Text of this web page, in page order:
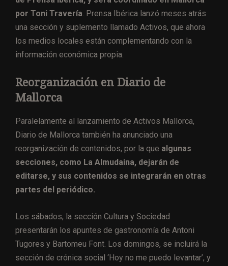
por Toni Travería. Prensa Ibérica lanzó meses atrás
una sección y suplemento llamado Activos, que ahora
los medios locales están complementando con la
información económica propia.
Reorganización en Diario de
Mallorca
Paralelamente al lanzamiento de Activos Mallorca,
Diario de Mallorca también ha anunciado una
reorganización de contenidos, por la que algunas
secciones, como La Almudaina, dejarán de
editarse, y sus contenidos se integrarán en otras
partes del periódico.
Los sábados, la sección Cultura y Sociedad
presentarán los apuntes de gastronomía de Antoni
Tugores y Bartomeu Font. Los domingos, se incluirá la
sección de crónica social ‘Hoy no me puedo levantar’, y